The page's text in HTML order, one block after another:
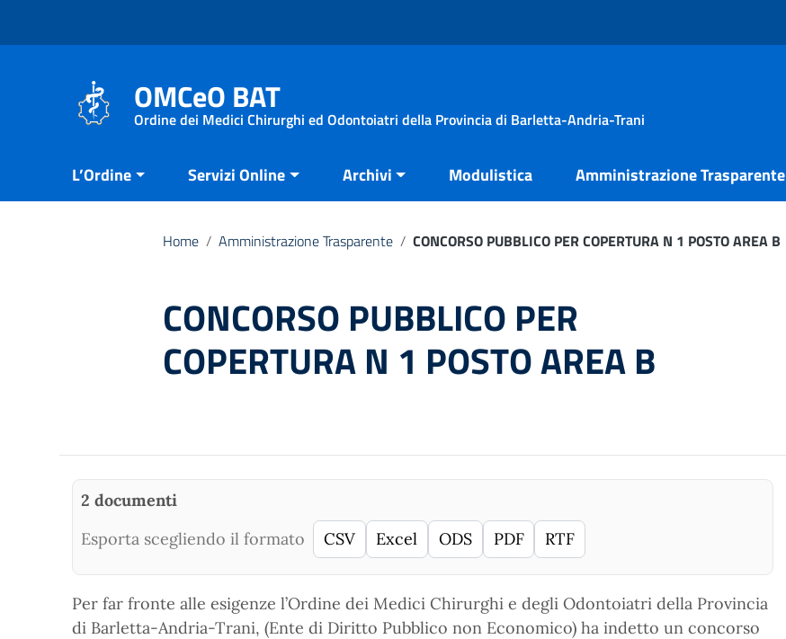
OMCeO BAT
Ordine dei Medici Chirurghi ed Odontoiatri della Provincia di Barletta-Andria-Trani
L’Ordine Servizi Online Archivi Modulistica Amministrazione Trasparente
Home / Amministrazione Trasparente / CONCORSO PUBBLICO PER COPERTURA N 1 POSTO AREA B
CONCORSO PUBBLICO PER
COPERTURA N 1 POSTO AREA B
2 documenti
Esporta scegliendo il formato
CSV Excel ODS PDF RTF
Per far fronte alle esigenze l’Ordine dei Medici Chirurghi e degli Odontoiatri della Provincia
di Barletta-Andria-Trani, (Ente di Diritto Pubblico non Economico) ha indetto un concorso